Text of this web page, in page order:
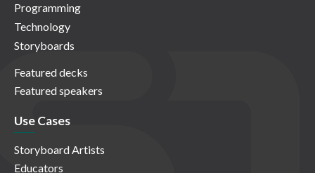
Programming
Technology
Storyboards
Featured decks
Featured speakers
Use Cases
Storyboard Artists
Educators